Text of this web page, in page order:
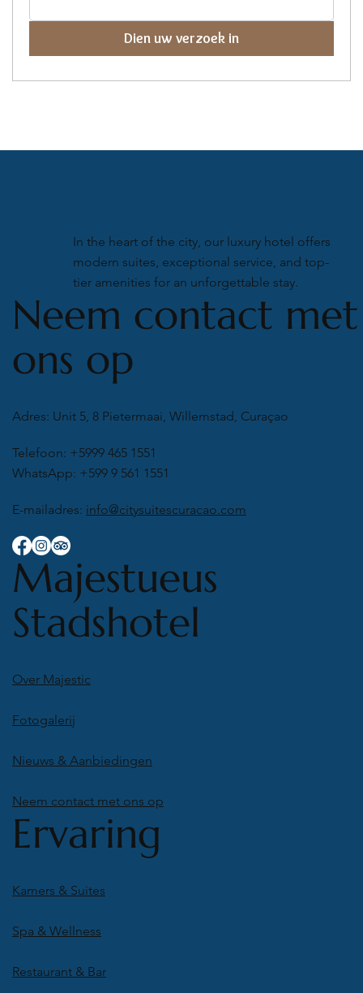
Dien uw verzoek in
In the heart of the city, our luxury hotel offers
modern suites, exceptional service, and top-
tier amenities for an unforgettable stay.
Neem contact met
ons op
Adres: Unit 5, 8 Pietermaai, Willemstad, Curaçao
Telefoon: +5999 465 1551
WhatsApp: +599 9 561 1551
E-mailadres: info@citysuitescuracao.com
Majestueus
Stadshotel
Over Majestic
Fotogalerij
Nieuws & Aanbiedingen
Neem contact met ons op
Ervaring
Kamers & Suites
Spa & Wellness
Restaurant & Bar